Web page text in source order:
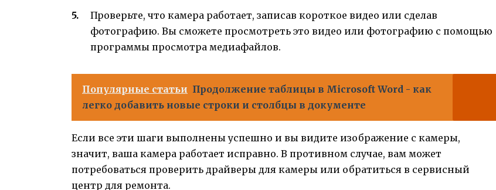
Проверьте, что камера работает, записав короткое видео или сделав
фотографию. Вы сможете просмотреть это видео или фотографию с помощью
программы просмотра медиафайлов.
Популярные статьи Продолжение таблицы в Microsoft Word - как
легко добавить новые строки и столбцы в документе
Если все эти шаги выполнены успешно и вы видите изображение с камеры,
значит, ваша камера работает исправно. В противном случае, вам может
потребоваться проверить драйверы для камеры или обратиться в сервисный
центр для ремонта.